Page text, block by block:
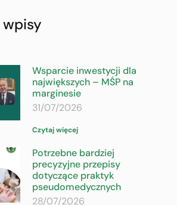
wpisy
Wsparcie inwestycji dla
największych – MŚP na
marginesie
31/07/2026
Czytaj więcej
Potrzebne bardziej
precyzyjne przepisy
dotyczące praktyk
pseudomedycznych
28/07/2026